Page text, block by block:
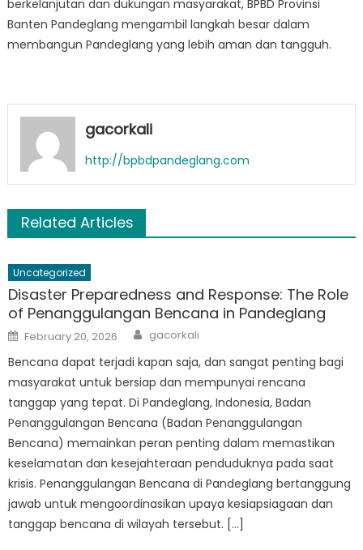
berkelanjutan dan dukungan masyarakat, BPBD Provinsi
Banten Pandeglang mengambil langkah besar dalam
membangun Pandeglang yang lebih aman dan tangguh.
gacorkali
http://bpbdpandeglang.com
Related Articles
Uncategorized
Disaster Preparedness and Response: The Role
of Penanggulangan Bencana in Pandeglang
Posted
on
February 20, 2026 Author
gacorkali
Bencana dapat terjadi kapan saja, dan sangat penting bagi
masyarakat untuk bersiap dan mempunyai rencana
tanggap yang tepat. Di Pandeglang, Indonesia, Badan
Penanggulangan Bencana (Badan Penanggulangan
Bencana) memainkan peran penting dalam memastikan
keselamatan dan kesejahteraan penduduknya pada saat
krisis. Penanggulangan Bencana di Pandeglang bertanggung
jawab untuk mengoordinasikan upaya kesiapsiagaan dan
tanggap bencana di wilayah tersebut. […]